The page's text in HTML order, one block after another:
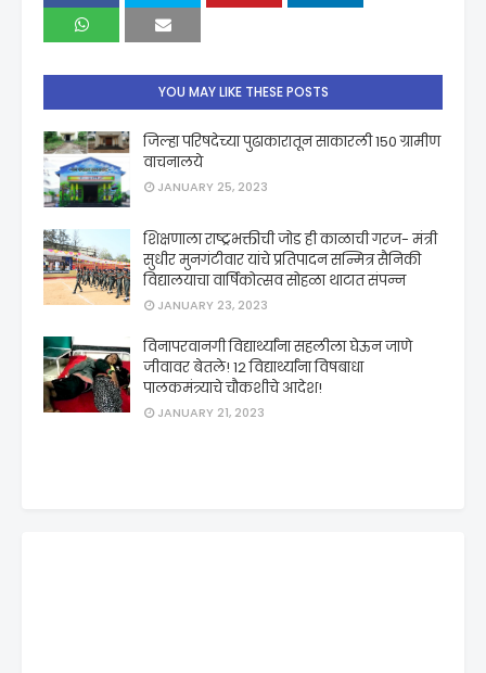
YOU MAY LIKE THESE POSTS
जिल्हा परिषदेच्या पुढाकारातून साकारली 150 ग्रामीण
वाचनालये
JANUARY 25, 2023
शिक्षणाला राष्ट्रभक्तीची जोड ही काळाची गरज- मंत्री
सुधीर मुनगंटीवार यांचे प्रतिपादन सन्मित्र सैनिकी
विद्यालयाचा वार्षिकोत्सव सोहळा थाटात संपन्न
JANUARY 23, 2023
विनापरवानगी विद्यार्थ्यांना सहलीला घेऊन जाणे
जीवावर बेतले! 12 विद्यार्थ्यांना विषबाधा
पालकमंत्र्याचे चौकशीचे आदेश!
JANUARY 21, 2023